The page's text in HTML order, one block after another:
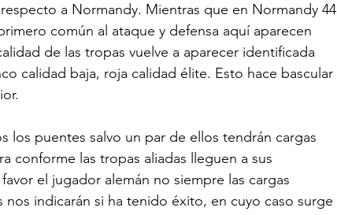
a Normandy. Mientras que en Normandy 44
común al ataque y defensa aquí aparecen
de las tropas vuelve a aparecer identificada
calidad baja, roja calidad élite. Esto hace bascular
los puentes salvo un par de ellos tendrán cargas
conforme las tropas aliadas lleguen a sus
el jugador alemán no siempre las cargas
indicarán si ha tenido éxito, en cuyo caso surge